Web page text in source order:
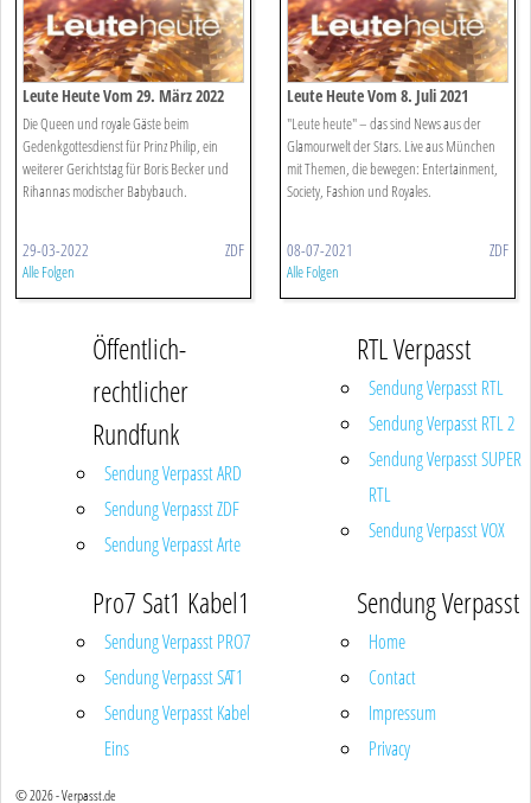
Leute Heute Vom 29. März 2022
Die Queen und royale Gäste beim
Gedenkgottesdienst für Prinz Philip, ein
weiterer Gerichtstag für Boris Becker und
Rihannas modischer Babybauch.
29-03-2022 ZDF
Alle Folgen
Leute Heute Vom 8. Juli 2021
"Leute heute" – das sind News aus der
Glamourwelt der Stars. Live aus München
mit Themen, die bewegen: Entertainment,
Society, Fashion und Royales.
08-07-2021 ZDF
Alle Folgen
Öffentlich-
rechtlicher
Rundfunk
Sendung Verpasst ARD
Sendung Verpasst ZDF
Sendung Verpasst Arte
RTL Verpasst
Sendung Verpasst RTL
Sendung Verpasst RTL 2
Sendung Verpasst SUPER
RTL
Sendung Verpasst VOX
Pro7 Sat1 Kabel1
Sendung Verpasst PRO7
Sendung Verpasst SAT1
Sendung Verpasst Kabel
Eins
Sendung Verpasst
Home
Contact
Impressum
Privacy
© 2026 - Verpasst.de